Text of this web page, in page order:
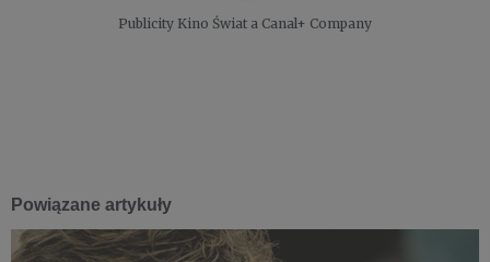
Publicity Kino Świat a Canal+ Company
Powiązane artykuły